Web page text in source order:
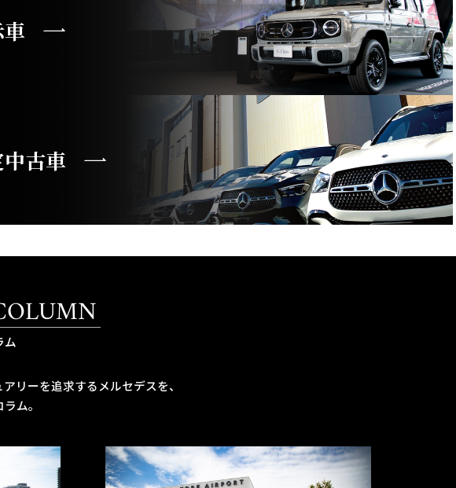
古車
ム
リーを追求するメルセデスを、
ム。